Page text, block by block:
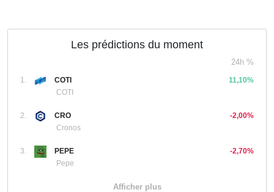
Les prédictions du moment
24h %
1.
COTI
COTI
11,10%
2.
CRO
Cronos
-2,00%
3.
PEPE
Pepe
-2,70%
Afficher plus